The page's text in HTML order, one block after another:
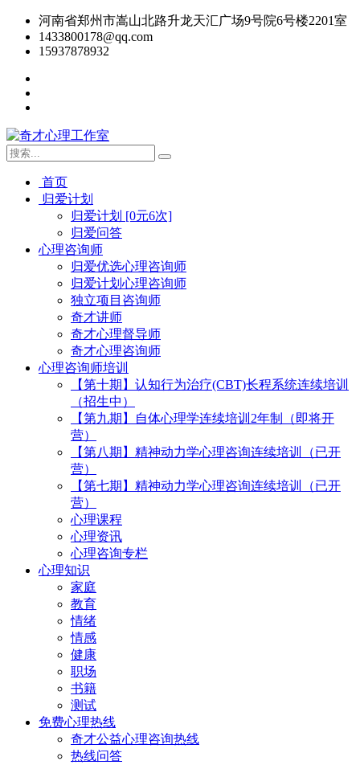
河南省郑州市嵩山北路升龙天汇广场9号院6号楼2201室
1433800178@qq.com
15937878932
首页
归爱计划
归爱计划 [0元6次]
归爱问答
心理咨询师
归爱优选心理咨询师
归爱计划心理咨询师
独立项目咨询师
奇才讲师
奇才心理督导师
奇才心理咨询师
心理咨询师培训
【第十期】认知行为治疗(CBT)长程系统连续培训
（招生中）
【第九期】自体心理学连续培训2年制（即将开
营）
【第八期】精神动力学心理咨询连续培训（已开
营）
【第七期】精神动力学心理咨询连续培训（已开
营）
心理课程
心理资讯
心理咨询专栏
心理知识
家庭
教育
情绪
情感
健康
职场
书籍
测试
免费心理热线
奇才公益心理咨询热线
热线问答